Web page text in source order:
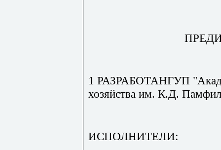
1 РАЗРАБОТАНГУП
хозяйства им. К.Д.
ИСПОЛНИТЕЛИ: